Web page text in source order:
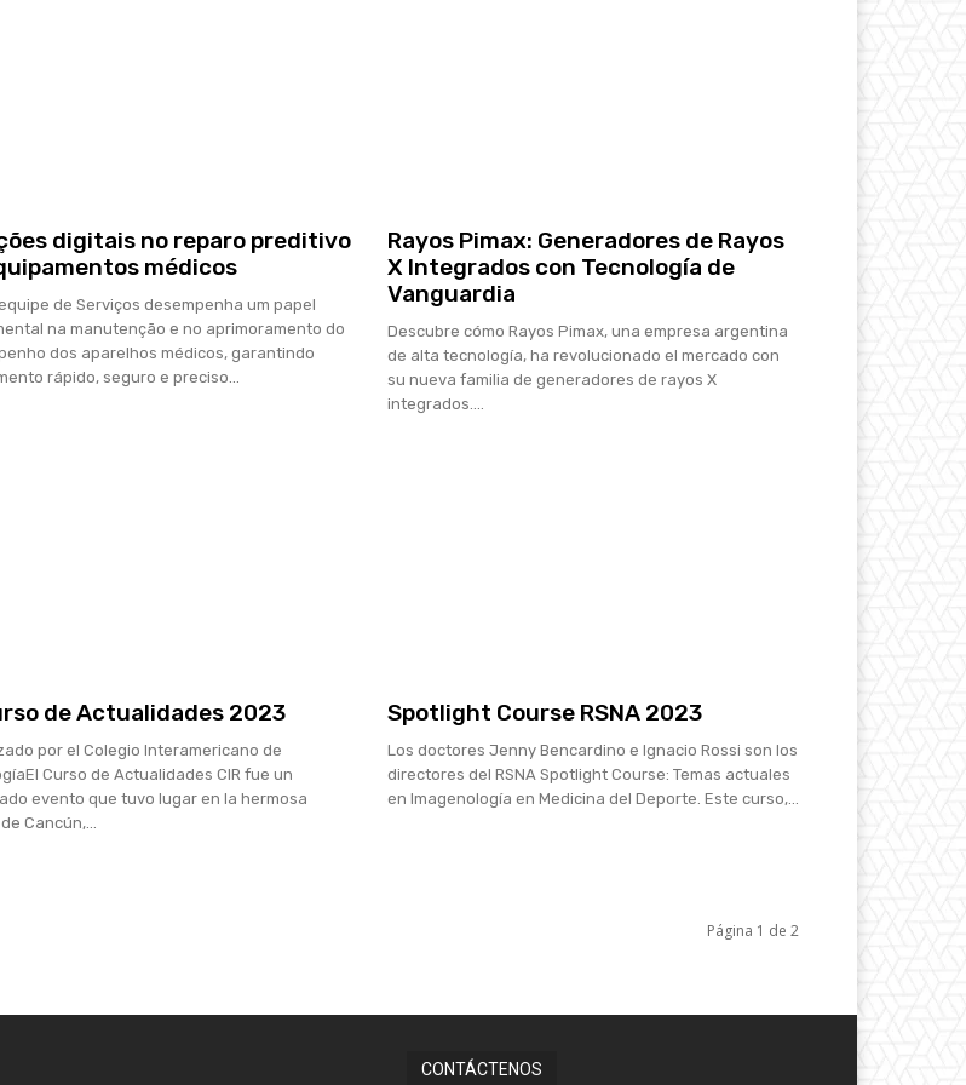
digitais no reparo preditivo
médicos
de Serviços desempenha um papel
na manutenção e no aprimoramento do
dos aparelhos médicos, garantindo
rápido, seguro e preciso...
Rayos Pimax: Generadores de Rayos
X Integrados con Tecnología de
Vanguardia
Descubre cómo Rayos Pimax, una empresa argentina
de alta tecnología, ha revolucionado el mercado con
su nueva familia de generadores de rayos X
integrados....
de Actualidades 2023
por el Colegio Interamericano de
Curso de Actualidades CIR fue un
evento que tuvo lugar en la hermosa
Cancún,...
Spotlight Course RSNA 2023
Los doctores Jenny Bencardino e Ignacio Rossi son los
directores del RSNA Spotlight Course: Temas actuales
en Imagenología en Medicina del Deporte. Este curso,...
Página 1 de 2
CONTÁCTENOS